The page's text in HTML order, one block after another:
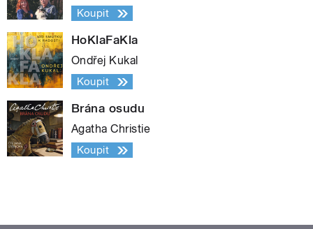
Koupit
HoKlaFaKla
Ondřej Kukal
Koupit
Brána osudu
Agatha Christie
Koupit